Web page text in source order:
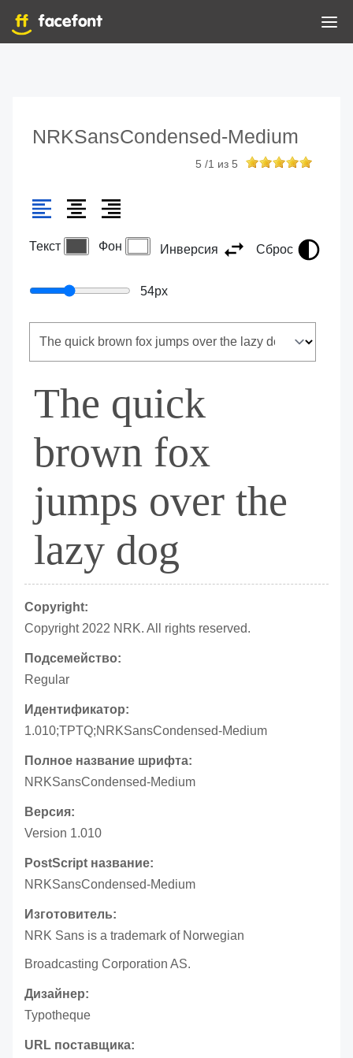
NRKSansCondensed-Medium
5 /1 из 5
Текст Фон Инверсия Сброс
54px
The quick
brown fox
jumps over the
lazy dog
Copyright:
Copyright 2022 NRK. All rights reserved.
Подсемейство:
Regular
Идентификатор:
1.010;TPTQ;NRKSansCondensed-Medium
Полное название шрифта:
NRKSansCondensed-Medium
Версия:
Version 1.010
PostScript название:
NRKSansCondensed-Medium
Изготовитель:
NRK Sans is a trademark of Norwegian
Broadcasting Corporation AS.
Дизайнер:
Typotheque
URL поставщика: